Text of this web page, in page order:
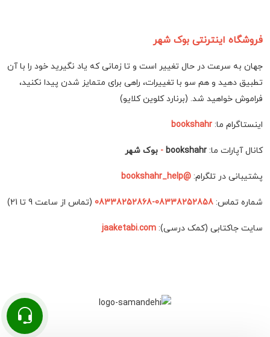
فروشگاه اینترنتی بوک شهر
جهان به سرعت در حال تغییر است و تا زمانی که یاد نگیرید خود را با آن
تطبیق دهید و هم سو با تغییرات، راهی برای متمایز شدن پیدا نکنید،
فراموش خواهید شد. (برنارد کلوین کلایو)
اینستاگرام ما: bookshahr
کانال آپارات ما: bookshahr
- بوک شهر
پشتیبانی در تلگرام: @bookshahr_help
شماره تماس: 08338252858-08338252868 (تماس از ساعت 9 تا 21)
سایت جاکتابی (کمک درسی): jaaketabi.com